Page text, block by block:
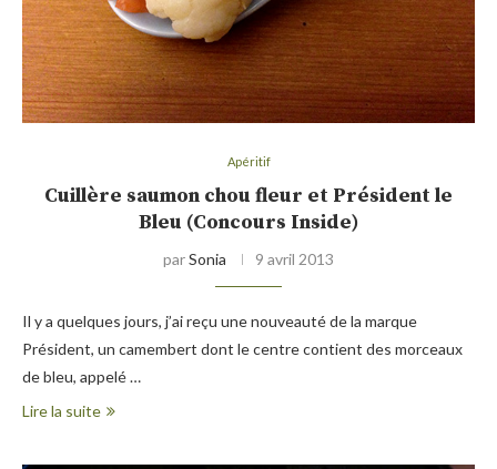
Apéritif
Cuillère saumon chou fleur et Président le
Bleu (Concours Inside)
parSonia 9 avril 2013
Il y a quelques jours, j’ai reçu une nouveauté de la marque
Président, un camembert dont le centre contient des morceaux
de bleu, appelé …
Lire la suite